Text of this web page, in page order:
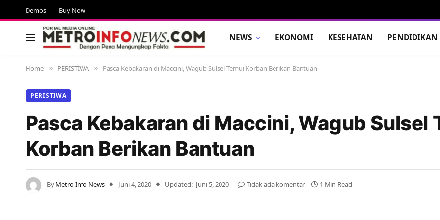
Demos Buy Now
NEWS EKONOMI KESEHATAN PENDIDIKAN
Home » PERISTIWA » Pasca Kebakaran di Maccini, Wagub Sulsel Temui Korban Berikan Bantuan
PERISTIWA
Pasca Kebakaran di Maccini, Wagub Sulsel
Korban Berikan Bantuan
By Metro Info News Juni 4, 2020 Updated: Juni 5, 2020 Tidak ada komentar 1 Min Read